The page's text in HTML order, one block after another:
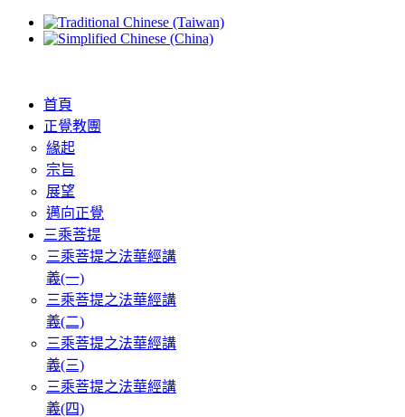
首頁
正覺教團
緣起
宗旨
展望
邁向正覺
三乘菩提
三乘菩提之法華經講
義(一)
三乘菩提之法華經講
義(二)
三乘菩提之法華經講
義(三)
三乘菩提之法華經講
義(四)